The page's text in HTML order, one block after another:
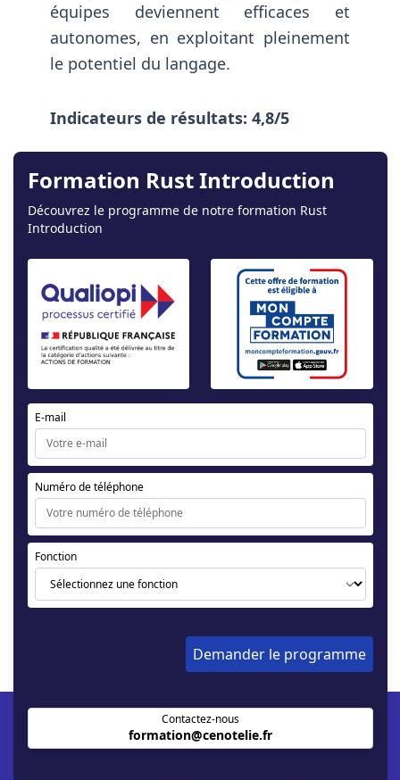
équipes deviennent efficaces et
autonomes, en exploitant pleinement
le potentiel du langage.
Indicateurs de résultats: 4,8/5
Formation Rust Introduction
Découvrez le programme de notre formation Rust
Introduction
E-mail
Numéro de téléphone
Fonction
Demander le programme
Contactez-nous
formation@cenotelie.fr
Nos clients
accompagnés